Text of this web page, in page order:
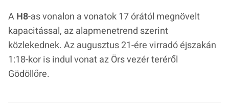
AH8-as vonalon a vonatok 17 órától megnövelt
kapacitással, az alapmenetrend szerint
közlekednek. Az augusztus 21-ére virradó éjszakán
1:18-kor is indul vonat az Örs vezér teréről
Gödöllőre.